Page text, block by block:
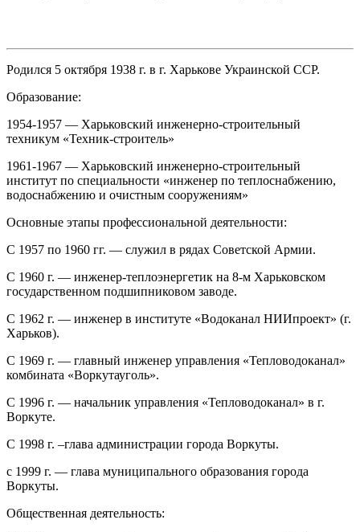
Родился 5 октября 1938 г. в г. Харькове Украинской ССР.
Образование:
1954-1957 — Харьковский инженерно-строительный
техникум «Техник-строитель»
1961-1967 — Харьковский инженерно-строительный
институт по специальности «инженер по теплоснабжению,
водоснабжению и очистным сооружениям»
Основные этапы профессиональной деятельности:
С 1957 по 1960 гг. — служил в рядах Советской Армии.
С 1960 г. — инженер-теплоэнергетик на 8-м Харьковском
государственном подшипниковом заводе.
С 1962 г. — инженер в институте «Водоканал НИИпроект» (г.
Харьков).
С 1969 г. — главный инженер управления «Тепловодоканал»
комбината «Воркутауголь».
С 1996 г. — начальник управления «Тепловодоканал» в г.
Воркуте.
С 1998 г. –глава администрации города Воркуты.
с 1999 г. — глава муниципального образования города
Воркуты.
Общественная деятельность: